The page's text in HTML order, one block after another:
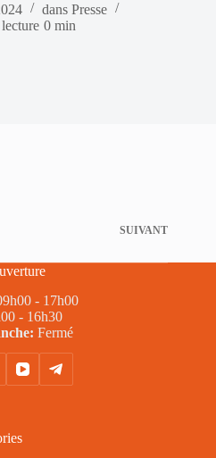
dans Presse
0 min
SUIVANT
- 17h00
- 16h30
Fermé